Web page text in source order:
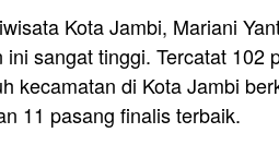
Kota Jambi, Mariani
sangat tinggi. Tercatat 102
kecamatan di Kota Jambi
11 pasang finalis terbaik.